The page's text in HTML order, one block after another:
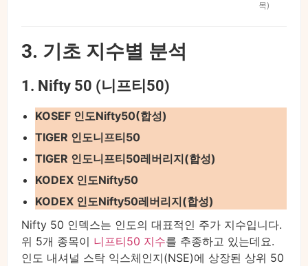
목)
3. 기초 지수별 분석
1. Nifty 50 (니프티50)
KOSEF 인도Nifty50(합성)
TIGER 인도니프티50
TIGER 인도니프티50레버리지(합성)
KODEX 인도Nifty50
KODEX 인도Nifty50레버리지(합성)
Nifty 50 인덱스는 인도의 대표적인 주가 지수입니다.
위 5개 종목이 니프티50 지수를 추종하고 있는데요.
인도 내셔널 스탁 익스체인지(NSE)에 상장된 상위 50